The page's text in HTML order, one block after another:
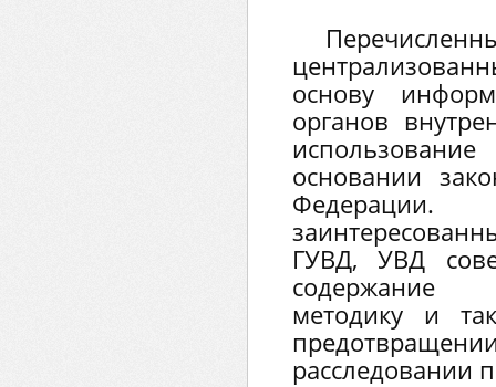
основу
органов
основании
ГУВД, УВД
содержание
методику и
расследовании